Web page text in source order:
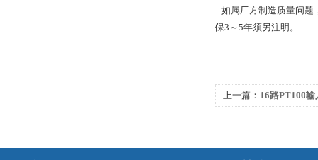
如属厂方制造质量问题
保3～5年须另注明。
上一篇： 16路PT100输